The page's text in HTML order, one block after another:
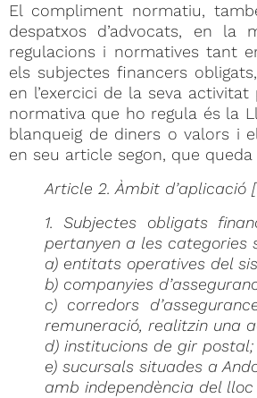
El compliment normatiu,
despatxos d’advocats, en la
regulacions i normatives tant
els subjectes financers
en l’exercici de la seva
normativa que ho regula és la
blanqueig de diners o valors i
en seu article segon, que
Article 2. Àmbit d’aplicació
1. Subjectes obligats
pertanyen a les categories
a) entitats operatives del
b) companyies
c) corredors
remuneració, realitzin una
d) institucions de gir postal;
e) sucursals situades a
amb independència del